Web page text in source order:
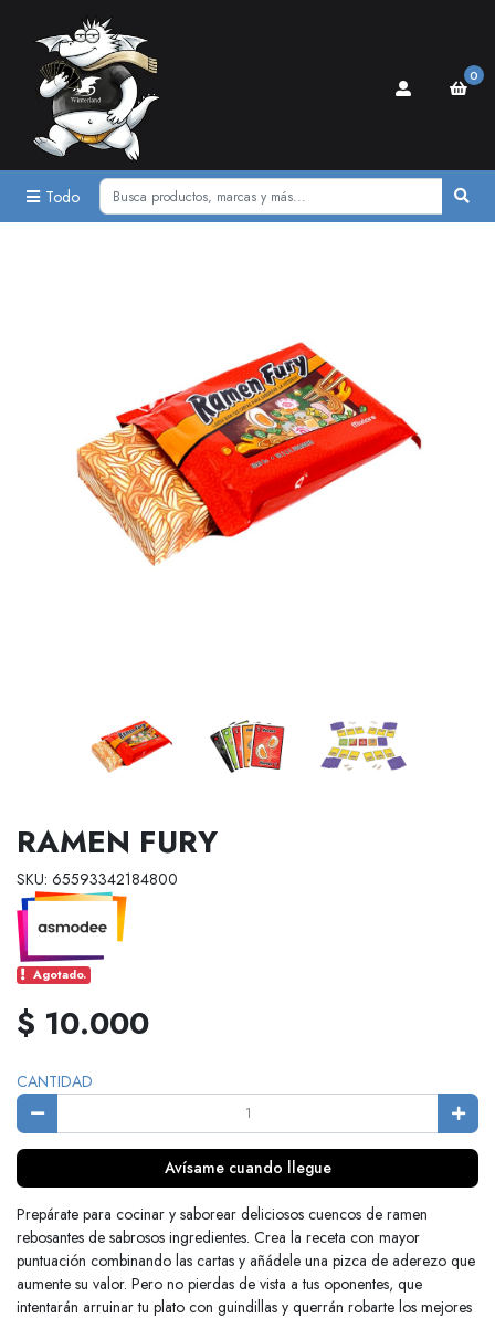
Todo
0
RAMEN FURY
SKU: 65593342184800
Agotado.
$ 10.000
CANTIDAD
Avísame cuando llegue
Prepárate para cocinar y saborear deliciosos cuencos de ramen
rebosantes de sabrosos ingredientes. Crea la receta con mayor
puntuación combinando las cartas y añádele una pizca de aderezo que
aumente su valor. Pero no pierdas de vista a tus oponentes, que
intentarán arruinar tu plato con guindillas y querrán robarte los mejores